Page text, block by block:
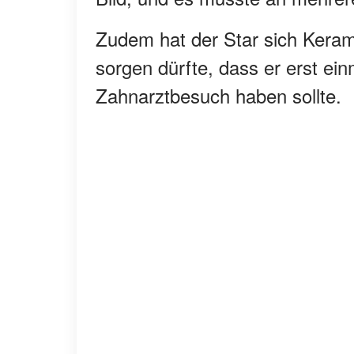
Zudem hat der Star sich
sorgen dürfte, dass er erst
Zahnarztbesuch haben sollte.